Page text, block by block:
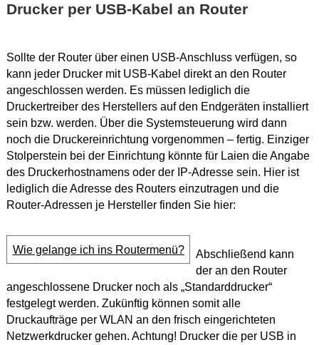
Drucker per USB-Kabel an Router
Sollte der Router über einen USB-Anschluss verfügen, so
kann jeder Drucker mit USB-Kabel direkt an den Router
angeschlossen werden. Es müssen lediglich die
Druckertreiber des Herstellers auf den Endgeräten installiert
sein bzw. werden. Über die Systemsteuerung wird dann
noch die Druckereinrichtung vorgenommen – fertig. Einziger
Stolperstein bei der Einrichtung könnte für Laien die Angabe
des Druckerhostnamens oder der IP-Adresse sein. Hier ist
lediglich die Adresse des Routers einzutragen und die
Router-Adressen je Hersteller finden Sie hier:
Wie gelange ich ins Routermenü?
Abschließend kann
der an den Router
angeschlossene Drucker noch als „Standarddrucker“
festgelegt werden. Zukünftig können somit alle
Druckaufträge per WLAN an den frisch eingerichteten
Netzwerkdrucker gehen. Achtung! Drucker die per USB in